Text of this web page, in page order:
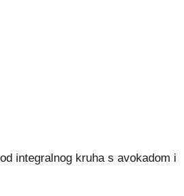
integralnog kruha s avokadom i